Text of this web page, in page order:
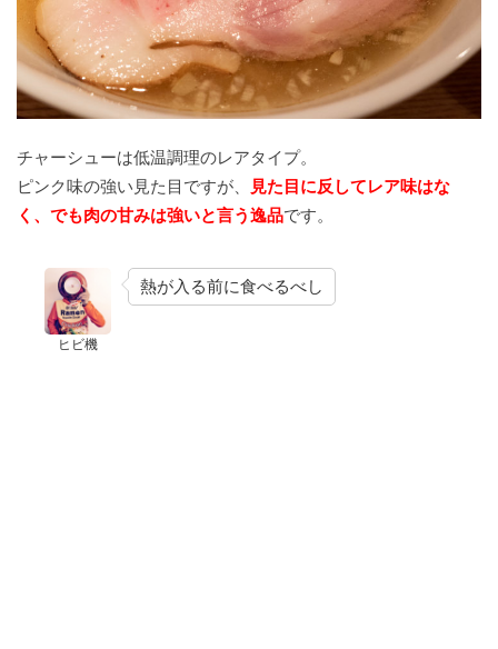
チャーシューは低温調理のレアタイプ。
ピンク味の強い見た目ですが、
見た目に反してレア味はな
く、でも肉の甘みは強いと言う逸品です。
ヒビ機
熱が入る前に食べるべし